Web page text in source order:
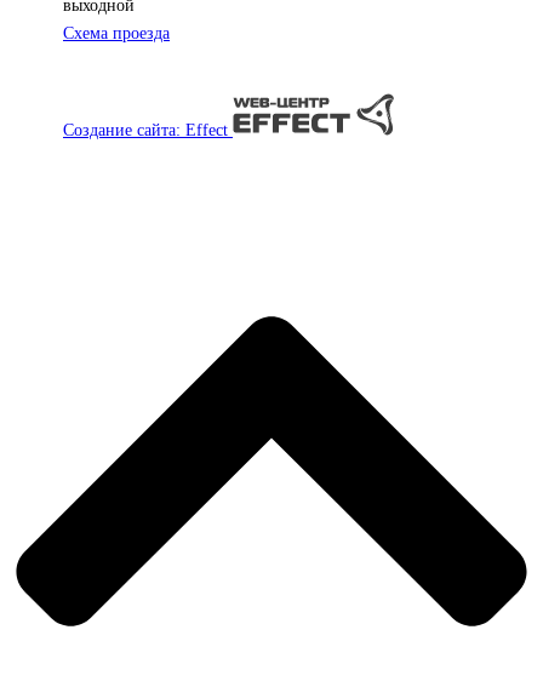
выходной
Схема проезда
Создание сайта: Effect